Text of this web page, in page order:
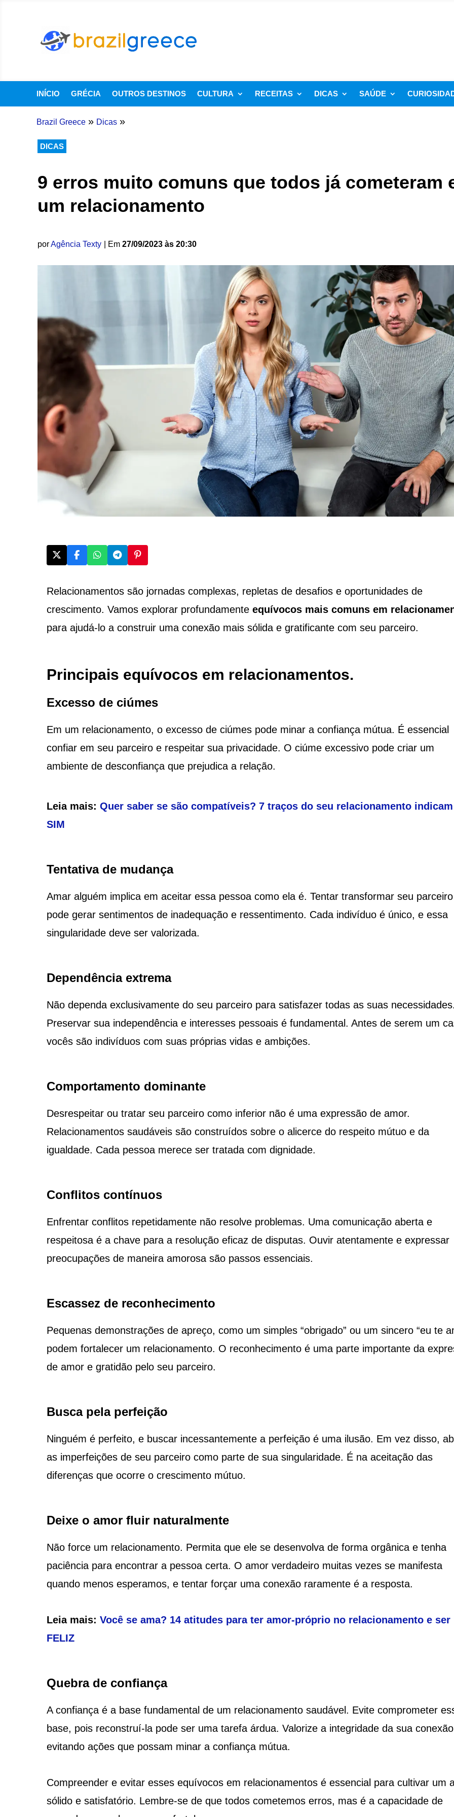
INÍCIO GRÉCIA OUTROS DESTINOS CULTURA RECEITAS DICAS SAÚDE
Brazil Greece » Dicas »
DICAS
9 erros muito comuns que todos já cometeram
um relacionamento
porAgência Texty | Em 27/09/2023 às 20:30
Relacionamentos são jornadas complexas, repletas de desafios e oportunidades de
crescimento. Vamos explorar profundamente equívocos mais comuns em
para ajudá-lo a construir uma conexão mais sólida e gratificante com seu parceiro.
Principais equívocos em relacionamentos.
Excesso de ciúmes
Em um relacionamento, o excesso de ciúmes pode minar a confiança mútua. É essencial
confiar em seu parceiro e respeitar sua privacidade. O ciúme excessivo pode criar um
ambiente de desconfiança que prejudica a relação.
Leia mais: Quer saber se são compatíveis? 7 traços do seu relacionamento
SIM
Tentativa de mudança
Amar alguém implica em aceitar essa pessoa como ela é. Tentar transformar seu parceiro
pode gerar sentimentos de inadequação e ressentimento. Cada indivíduo é único, e essa
singularidade deve ser valorizada.
Dependência extrema
Não dependa exclusivamente do seu parceiro para satisfazer todas as suas necessidades.
Preservar sua independência e interesses pessoais é fundamental. Antes de serem um
vocês são indivíduos com suas próprias vidas e ambições.
Comportamento dominante
Desrespeitar ou tratar seu parceiro como inferior não é uma expressão de amor.
Relacionamentos saudáveis são construídos sobre o alicerce do respeito mútuo e da
igualdade. Cada pessoa merece ser tratada com dignidade.
Conflitos contínuos
Enfrentar conflitos repetidamente não resolve problemas. Uma comunicação aberta e
respeitosa é a chave para a resolução eficaz de disputas. Ouvir atentamente e expressar
preocupações de maneira amorosa são passos essenciais.
Escassez de reconhecimento
Pequenas demonstrações de apreço, como um simples “obrigado” ou um sincero “eu te
podem fortalecer um relacionamento. O reconhecimento é uma parte importante da
de amor e gratidão pelo seu parceiro.
Busca pela perfeição
Ninguém é perfeito, e buscar incessantemente a perfeição é uma ilusão. Em vez disso,
as imperfeições de seu parceiro como parte de sua singularidade. É na aceitação das
diferenças que ocorre o crescimento mútuo.
Deixe o amor fluir naturalmente
Não force um relacionamento. Permita que ele se desenvolva de forma orgânica e tenha
paciência para encontrar a pessoa certa. O amor verdadeiro muitas vezes se manifesta
quando menos esperamos, e tentar forçar uma conexão raramente é a resposta.
Leia mais: Você se ama? 14 atitudes para ter amor-próprio no relacionamento e ser
FELIZ
Quebra de confiança
A confiança é a base fundamental de um relacionamento saudável. Evite comprometer
base, pois reconstruí-la pode ser uma tarefa árdua. Valorize a integridade da sua
evitando ações que possam minar a confiança mútua.
Compreender e evitar esses equívocos em relacionamentos é essencial para cultivar um
sólido e satisfatório. Lembre-se de que todos cometemos erros, mas é a capacidade de